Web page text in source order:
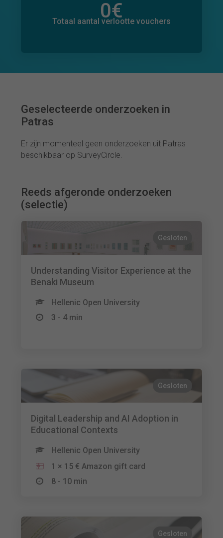
0€
Totaal aantal verlootte vouchers
0€
Totaal bedrag aan toegezegde donaties
Geselecteerde onderzoeken in
Patras
Er zijn momenteel geen onderzoeken uit Patras
beschikbaar op SurveyCircle.
Reeds afgeronde onderzoeken
(selectie)
Gesloten
Understanding Visitor Experience at the
Benaki Museum
Hellenic Open University
3 - 4 min
Gesloten
Digital Leadership and AI Adoption in
Educational Contexts
Hellenic Open University
1 × 15 € Amazon gift card
8 - 10 min
Gesloten